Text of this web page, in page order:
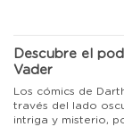
Descubre el
Vader
Los cómics de
través del lado
intriga y misterio,